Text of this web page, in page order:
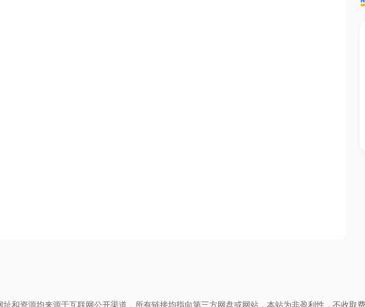
和资源均来源于互联网公开渠道，所有链接均指向第三方网盘或网站，本站为非盈利性，不收取费